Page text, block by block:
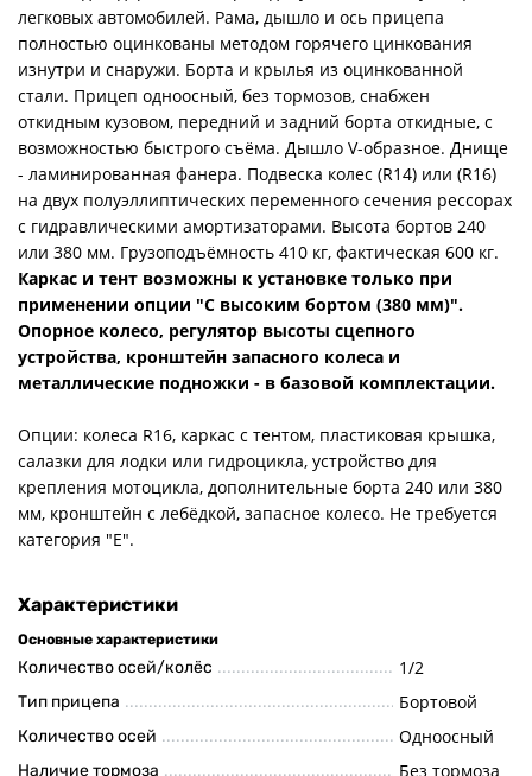
легковых автомобилей. Рама, дышло и ось прицепа
полностью оцинкованы методом горячего цинкования
изнутри и снаружи. Борта и крылья из оцинкованной
стали. Прицеп одноосный, без тормозов, снабжен
откидным кузовом, передний и задний борта откидные, с
возможностью быстрого съёма. Дышло V-образное. Днище
- ламинированная фанера. Подвеска колес (R14) или (R16)
на двух полуэллиптических переменного сечения рессорах
с гидравлическими амортизаторами. Высота бортов 240
или 380 мм. Грузоподъёмность 410 кг, фактическая 600 кг.
Каркас и тент возможны к установке только при
применении опции "С высоким бортом (380 мм)".
Опорное колесо, регулятор высоты сцепного
устройства, кронштейн запасного колеса и
металлические подножки - в базовой комплектации.
Опции: колеса R16, каркас с тентом, пластиковая крышка,
салазки для лодки или гидроцикла, устройство для
крепления мотоцикла, дополнительные борта 240 или 380
мм, кронштейн с лебёдкой, запасное колесо. Не требуется
категория "Е".
Характеристики
Основные характеристики
Количество осей/колёс 1/2
Тип прицепа Бортовой
Количество осей Одноосный
Наличие тормоза Без тормоза